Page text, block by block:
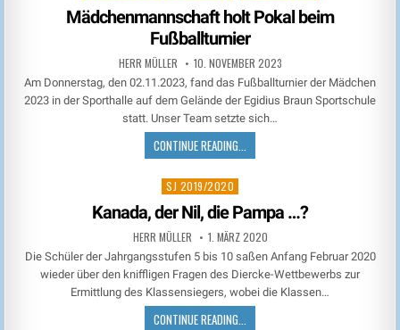
in
Mädchenmannschaft holt Pokal beim
Fußballturnier
HERR MÜLLER 10. NOVEMBER 2023
Am Donnerstag, den 02.11.2023, fand das Fußballturnier der Mädchen
2023 in der Sporthalle auf dem Gelände der Egidius Braun Sportschule
statt. Unser Team setzte sich…
CONTINUE READING...
Posted
in
SJ 2019/2020
Kanada, der Nil, die Pampa …?
HERR MÜLLER 1. MÄRZ 2020
Die Schüler der Jahrgangsstufen 5 bis 10 saßen Anfang Februar 2020
wieder über den kniffligen Fragen des Diercke-Wettbewerbs zur
Ermittlung des Klassensiegers, wobei die Klassen…
CONTINUE READING...